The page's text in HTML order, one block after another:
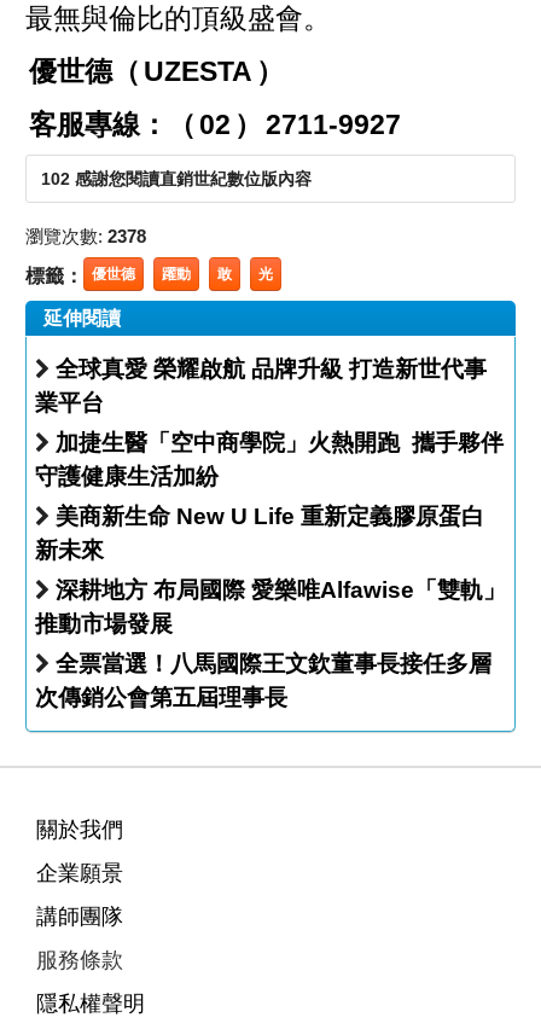
最無與倫比的頂級盛會。
優世德（ UZESTA ）
客服專線：（ 02 ） 2711-9927
102 感謝您閱讀直銷世紀數位版內容
瀏覽次數: 2378
標籤： 優世德 躍動 敢 光
延伸閱讀
全球真愛 榮耀啟航 品牌升級 打造新世代事
業平台
加捷生醫「空中商學院」火熱開跑 攜手夥伴
守護健康生活加紛
美商新生命 New U Life 重新定義膠原蛋白
新未來
深耕地方 布局國際 愛樂唯Alfawise「雙軌」
推動市場發展
全票當選！八馬國際王文欽董事長接任多層
次傳銷公會第五屆理事長
關於我們
企業願景
講師團隊
服務條款
隱私權聲明